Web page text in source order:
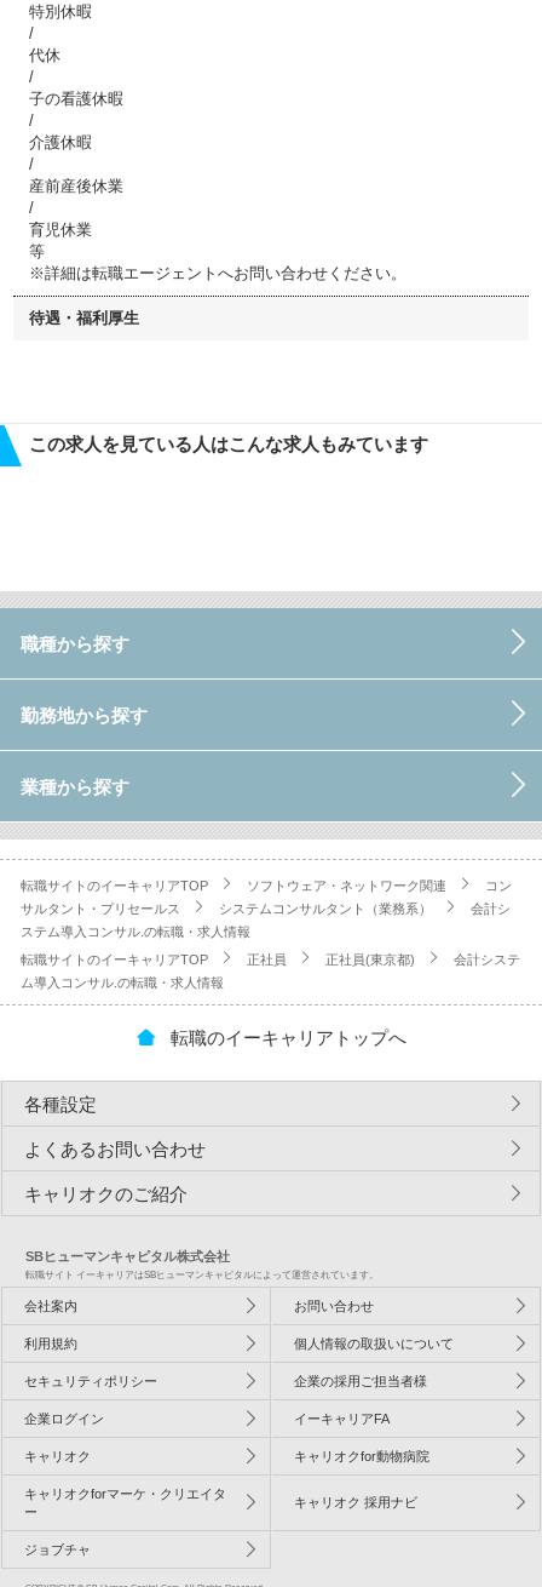
特別休暇
/
代休
/
子の看護休暇
/
介護休暇
/
産前産後休業
/
育児休業
等
※詳細は転職エージェントへお問い合わせください。
待遇・福利厚生
この求人を見ている人はこんな求人もみています
職種から探す
勤務地から探す
業種から探す
転職サイトのイーキャリアTOP ソフトウェア・ネットワーク関連
コン
サルタント・プリセールス
システムコンサルタント（業務系）
会計シ
ステム導入コンサル.の転職・求人情報
転職サイトのイーキャリアTOP
正社員 正社員(東京都)
会計システ
ム導入コンサル.の転職・求人情報
転職のイーキャリアトップへ
各種設定
よくあるお問い合わせ
キャリオクのご紹介
SBヒューマンキャピタル株式会社
転職サイト イーキャリアはSBヒューマンキャピタルによって運営されています。
会社案内 お問い合わせ
利用規約 個人情報の取扱いについて
セキュリティポリシー 企業の採用ご担当者様
企業ログイン イーキャリアFA
キャリオク キャリオクfor動物病院
キャリオクforマーケ・クリエイタ
ー
キャリオク 採用ナビ
ジョブチャ